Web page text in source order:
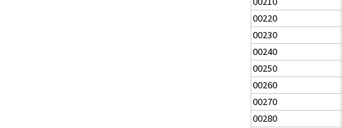
00220
00230
00240
00250
00260
00270
00280